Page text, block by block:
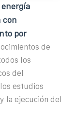
energía
con
por
de
los
del
estudios
la ejecución del